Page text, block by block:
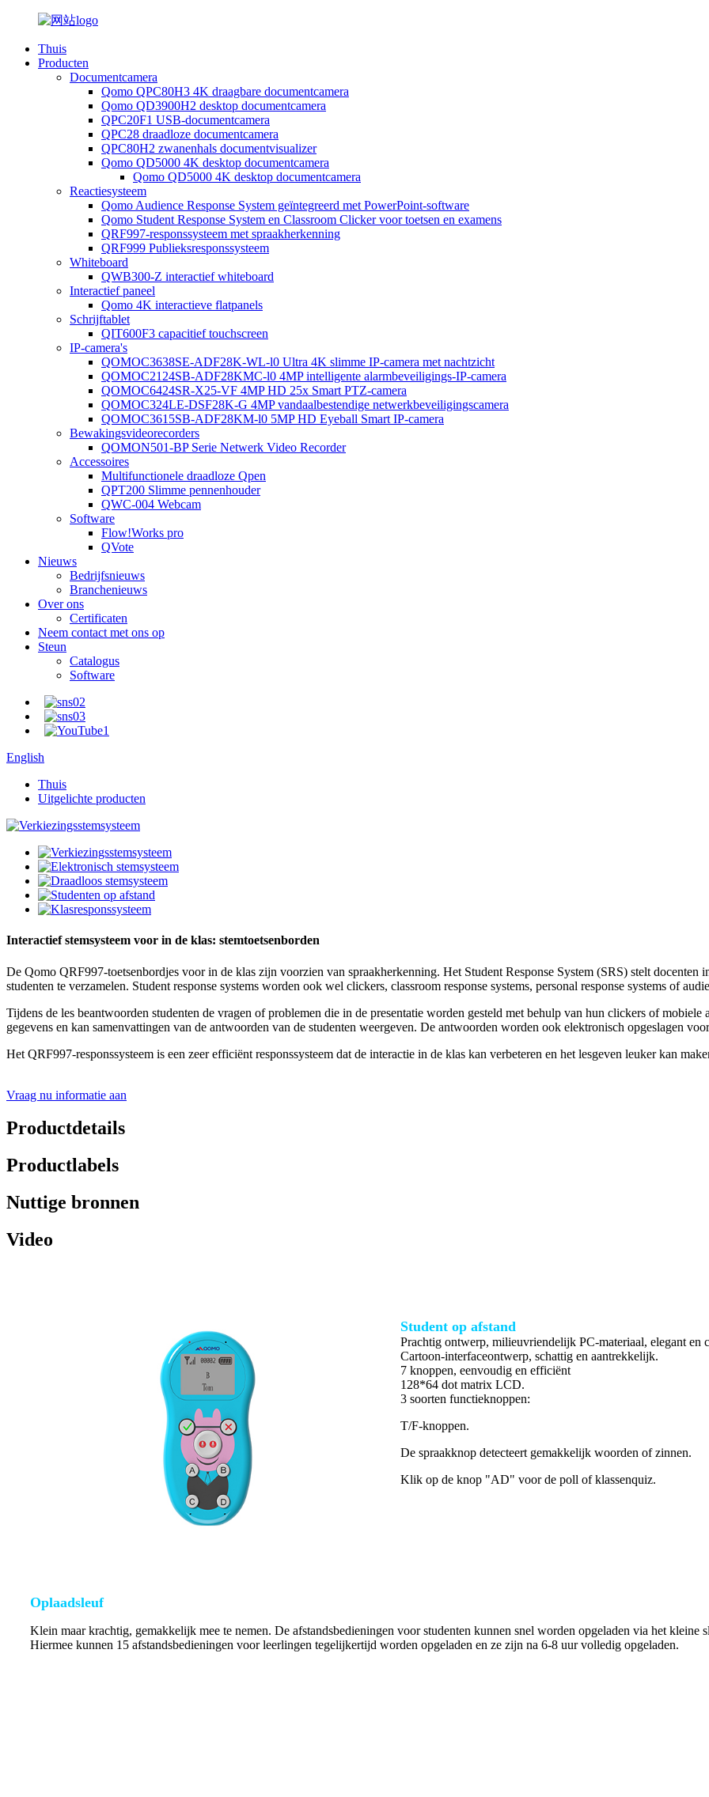
Thuis
Producten
Documentcamera
Qomo QPC80H3 4K draagbare documentcamera
Qomo QD3900H2 desktop documentcamera
QPC20F1 USB-documentcamera
QPC28 draadloze documentcamera
QPC80H2 zwanenhals documentvisualizer
Qomo QD5000 4K desktop documentcamera
Qomo QD5000 4K desktop documentcamera
Reactiesysteem
Qomo Audience Response System geïntegreerd met PowerPoint-software
Qomo Student Response System en Classroom Clicker voor toetsen en examens
QRF997-responssysteem met spraakherkenning
QRF999 Publieksresponssysteem
Whiteboard
QWB300-Z interactief whiteboard
Interactief paneel
Qomo 4K interactieve flatpanels
Schrijftablet
QIT600F3 capacitief touchscreen
IP-camera's
QOMOC3638SE-ADF28K-WL-l0 ​​Ultra 4K slimme IP-camera met nachtzicht
QOMOC2124SB-ADF28KMC-l0 4MP intelligente alarmbeveiligings-IP-camera
QOMOC6424SR-X25-VF 4MP HD 25x Smart PTZ-camera
QOMOC324LE-DSF28K-G 4MP vandaalbestendige netwerkbeveiligingscamera
QOMOC3615SB-ADF28KM-l0 5MP HD Eyeball Smart IP-camera
Bewakingsvideorecorders
QOMON501-BP Serie Netwerk Video Recorder
Accessoires
Multifunctionele draadloze Qpen
QPT200 Slimme pennenhouder
QWC-004 Webcam
Software
Flow!Works pro
QVote
Nieuws
Bedrijfsnieuws
Branchenieuws
Over ons
Certificaten
Neem contact met ons op
Steun
Catalogus
Software
English
Thuis
Uitgelichte producten
Interactief stemsysteem voor in de klas: stemtoetsenborden
De Qomo QRF997-toetsenbordjes voor in de klas zijn voorzien van spraakherkenning. Het Student Response System (SRS) stelt docenten
studenten te verzamelen. Student response systems worden ook wel clickers, classroom response systems, personal response systems of
Tijdens de les beantwoorden studenten de vragen of problemen die in de presentatie worden gesteld met behulp van hun clickers of
gegevens en kan samenvattingen van de antwoorden van de studenten weergeven. De antwoorden worden ook elektronisch opgeslagen
Het QRF997-responssysteem is een zeer efficiënt responssysteem dat de interactie in de klas kan verbeteren en het lesgeven leuker kan
Vraag nu informatie aan
Productdetails
Productlabels
Nuttige bronnen
Video
Student op afstand
Prachtig ontwerp, milieuvriendelijk PC-materiaal, elegant en
Cartoon-interfaceontwerp, schattig en aantrekkelijk.
7 knoppen, eenvoudig en efficiënt
128*64 dot matrix LCD.
3 soorten functieknoppen:
T/F-knoppen.
De spraakknop detecteert gemakkelijk woorden of zinnen.
Klik op de knop "AD" voor de poll of klassenquiz.
Oplaadsleuf
Klein maar krachtig, gemakkelijk mee te nemen. De afstandsbedieningen voor studenten kunnen snel worden opgeladen via het kleine
Hiermee kunnen 15 afstandsbedieningen voor leerlingen tegelijkertijd worden opgeladen en ze zijn na 6-8 uur volledig opgeladen.